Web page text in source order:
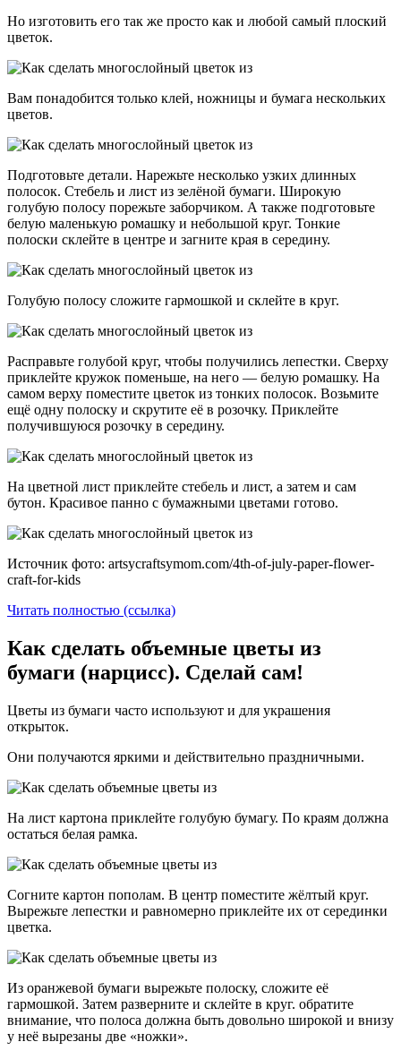
Но изготовить его так же просто как и любой самый плоский
цветок.
Вам понадобится только клей, ножницы и бумага нескольких
цветов.
Подготовьте детали. Нарежьте несколько узких длинных
полосок. Стебель и лист из зелёной бумаги. Широкую
голубую полосу порежьте заборчиком. А также подготовьте
белую маленькую ромашку и небольшой круг. Тонкие
полоски склейте в центре и загните края в середину.
Голубую полосу сложите гармошкой и склейте в круг.
Расправьте голубой круг, чтобы получились лепестки. Сверху
приклейте кружок поменьше, на него — белую ромашку. На
самом верху поместите цветок из тонких полосок. Возьмите
ещё одну полоску и скрутите её в розочку. Приклейте
получившуюся розочку в середину.
На цветной лист приклейте стебель и лист, а затем и сам
бутон. Красивое панно с бумажными цветами готово.
Источник фото: artsycraftsymom.com/4th-of-july-paper-flower-
craft-for-kids
Читать полностью (ссылка)
Как сделать объемные цветы из
бумаги (нарцисс). Сделай сам!
Цветы из бумаги часто используют и для украшения
открыток.
Они получаются яркими и действительно праздничными.
На лист картона приклейте голубую бумагу. По краям должна
остаться белая рамка.
Согните картон пополам. В центр поместите жёлтый круг.
Вырежьте лепестки и равномерно приклейте их от серединки
цветка.
Из оранжевой бумаги вырежьте полоску, сложите её
гармошкой. Затем разверните и склейте в круг. обратите
внимание, что полоса должна быть довольно широкой и внизу
у неё вырезаны две «ножки».